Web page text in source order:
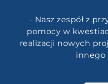
- Nasz zespół z
pomocy w
realizacji nowych
innego